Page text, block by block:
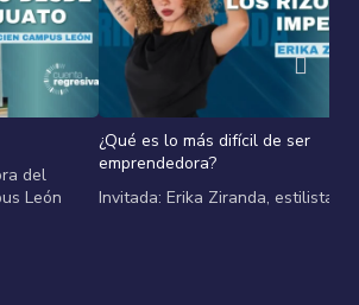
del
León
¿Qué es lo más difícil de ser
emprendedora?
Invitada: Erika Ziranda, estilista